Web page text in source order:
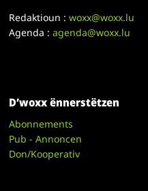
Redaktioun :woxx@woxx.lu
Agenda :agenda@woxx.lu
D’woxx ënnerstëtzen
Abonnements
Pub - Annoncen
Don/Kooperativ